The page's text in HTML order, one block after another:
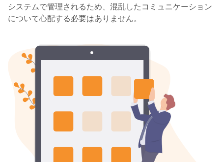
システムで管理されるため、混乱したコミュニケーション
について心配する必要はありません。